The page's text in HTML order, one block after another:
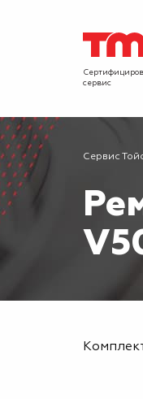
сервис
Сервис